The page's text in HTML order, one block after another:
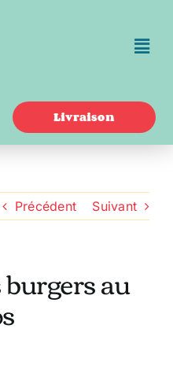
Livraison
Précédent Suivant
au